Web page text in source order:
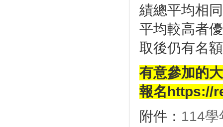
績總平均相
平均較高者
取後仍有名
有意參加的
報名https://
附件： 114學